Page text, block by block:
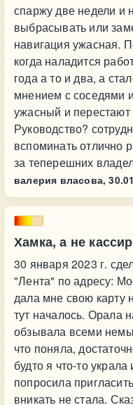
спаржу две недели и
выбрасывать или
навигация ужасная.
когда наладится
года а то и два, а
мнением с соседями
ужасный и перестают
Руководство?
вспоминать
за теперешних
валерия власова,
Хамка, а не кассир
30 января 2023 г.
"Лента" по адресу:
дала мне свою карту
тут началось. Орала
обзывала всеми
что поняла,
будто я что-то
попросила
вникать не стала.